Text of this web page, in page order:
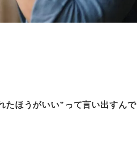
たほうがいい”って言い出すんで